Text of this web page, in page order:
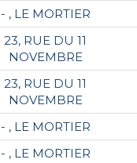
- , LE MORTIER
23, RUE DU 11
NOVEMBRE
23, RUE DU 11
NOVEMBRE
- , LE MORTIER
- , LE MORTIER